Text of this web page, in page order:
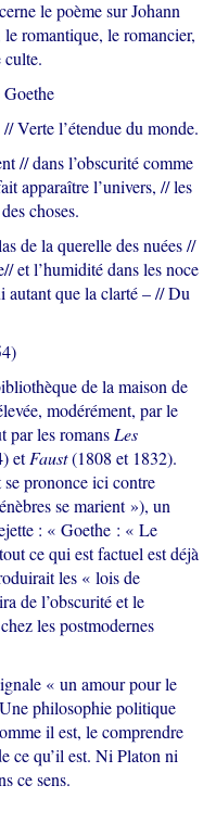
le poème sur Johann
romantique, le romancier,
culte.
Verte l’étendue du monde.
// dans l’obscurité comme
apparaître l’univers, // les
choses.
de la querelle des nuées //
et l’humidité dans les noce
autant que la clarté – // Du
de la maison de
modérément, par le
par les romans Les
etFaust(1808 et 1832).
prononce ici contre
se marient »), un
: « Goethe : « Le
ce qui est factuel est déjà
les « lois de
de l’obscurité et le
les postmodernes
« un amour pour le
philosophie politique
il est, le comprendre
ce qu’il est. Ni Platon ni
ce sens.